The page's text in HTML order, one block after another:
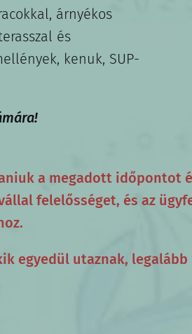
árnyékos
és
kenuk, SUP-
a megadott időpontot
felelősséget, és az
egyedül utaznak,